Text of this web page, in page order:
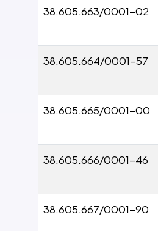
38.605.663/0001-02
38.605.664/0001-57
38.605.665/0001-00
38.605.666/0001-46
38.605.667/0001-90